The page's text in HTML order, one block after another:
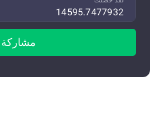
مشاركة